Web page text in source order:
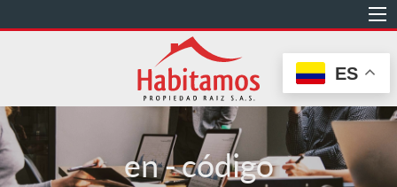
al
en - código
ES